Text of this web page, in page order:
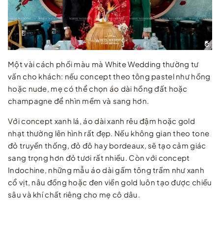
Một vài cách phối màu mà White Wedding thường tư
vấn cho khách: nếu concept theo tông pastel như hồng
hoặc nude, mẹ có thể chọn áo dài hồng đất hoặc
champagne để nhìn mềm và sang hơn.
Với concept xanh lá, áo dài xanh rêu đậm hoặc gold
nhạt thường lên hình rất đẹp. Nếu không gian theo tone
đỏ truyền thống, đỏ đô hay bordeaux, sẽ tạo cảm giác
sang trọng hơn đỏ tươi rất nhiều. Còn với concept
Indochine, những mẫu áo dài gấm tông trầm như xanh
cổ vịt, nâu đồng hoặc đen viền gold luôn tạo được chiều
sâu và khí chất riêng cho mẹ cô dâu.